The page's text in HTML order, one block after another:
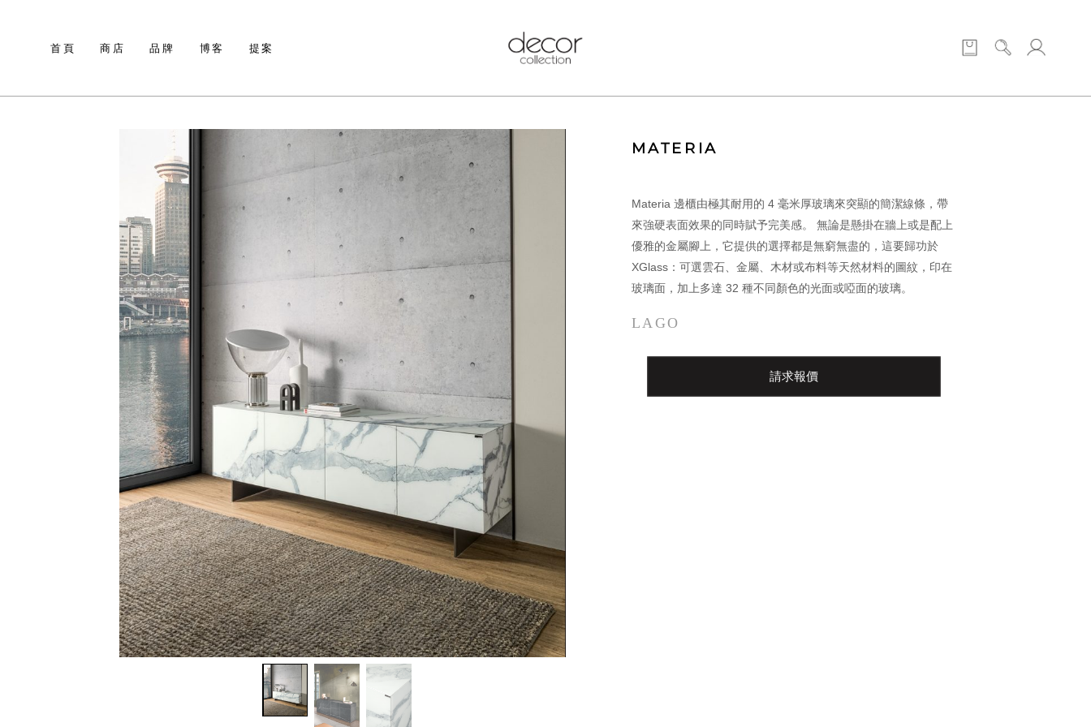
首頁 商店 品牌 博客 提案
MATERIA
Materia 邊櫃由極其耐用的 4 毫米厚玻璃來突顯的簡潔線條，帶
來強硬表面效果的同時賦予完美感。 無論是懸掛在牆上或是配上
優雅的金屬腳上，它提供的選擇都是無窮無盡的，這要歸功於
XGlass：可選雲石、金屬、木材或布料等天然材料的圖紋，印在
玻璃面，加上多達 32 種不同顏色的光面或啞面的玻璃。
LAGO